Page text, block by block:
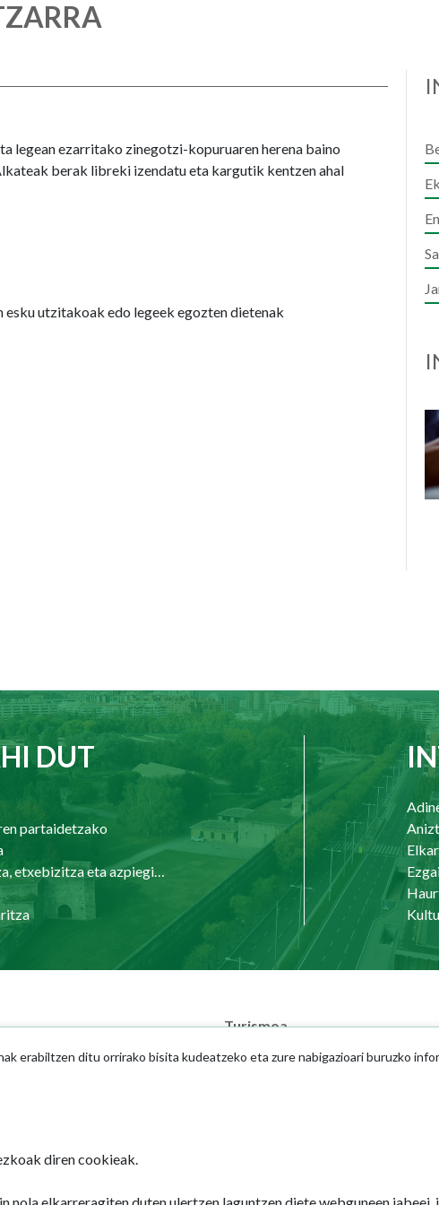
legean ezarritako zinegotzi-kopuruaren herena baino
berak libreki izendatu eta kargutik kentzen ahal
utzitakoak edo legeek egozten dietenak
DUT
partaidetzako
Hirigintza, etxebizitza eta azpiegiturak
Turismoa
Pamplona Iruña card
erabiltzen ditu orrirako bisita kudeatzeko eta zure nabigazioari buruzko
diren cookieak.